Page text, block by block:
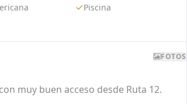
Piscina
FOTOS
muy buen acceso desde Ruta 12.